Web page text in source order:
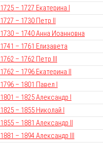
1725 – 1727 Екатерина I
1727 – 1730 Петр II
1730 – 1740 Анна Иоанновна
1741 – 1761 Елизавета
1762 – 1762 Петр III
1762 – 1796 Екатерина II
1796 – 1801 Павел I
1801 – 1825 Александр I
1825 – 1855 Николай I
1855 – 1881 Александр II
1881 – 1894 Александр III